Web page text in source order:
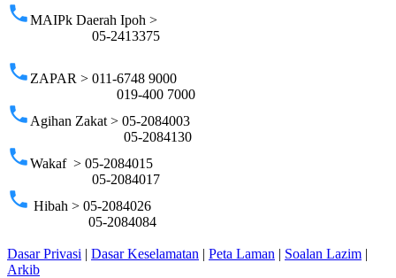
phoneMAIPk Daerah Ipoh >
05-2413375
phone ZAPAR > 011-6748 9000
019-400 7000
phone Agihan Zakat > 05-2084003
05-2084130
phoneWakaf > 05-2084015
05-2084017
phone Hibah > 05-2084026
05-2084084
Dasar Privasi | Dasar Keselamatan | Peta Laman | Soalan Lazim |
Arkib